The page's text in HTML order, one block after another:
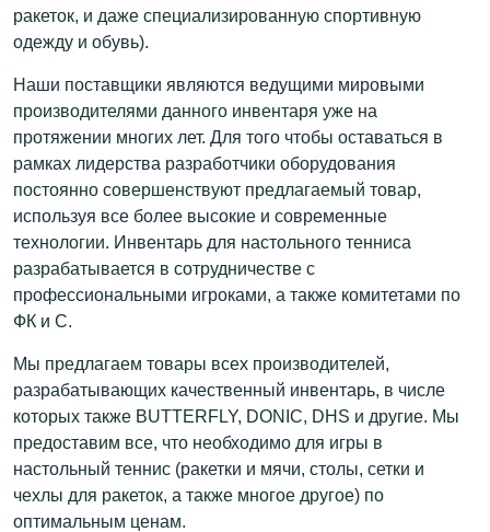
ракеток, и даже специализированную спортивную
одежду и обувь).
Наши поставщики являются ведущими мировыми
производителями данного инвентаря уже на
протяжении многих лет. Для того чтобы оставаться в
рамках лидерства разработчики оборудования
постоянно совершенствуют предлагаемый товар,
используя все более высокие и современные
технологии. Инвентарь для настольного тенниса
разрабатывается в сотрудничестве с
профессиональными игроками, а также комитетами по
ФК и С.
Мы предлагаем товары всех производителей,
разрабатывающих качественный инвентарь, в числе
которых также BUTTERFLY, DONIC, DHS и другие. Мы
предоставим все, что необходимо для игры в
настольный теннис (ракетки и мячи, столы, сетки и
чехлы для ракеток, а также многое другое) по
оптимальным ценам.